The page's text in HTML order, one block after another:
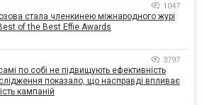
1047
стала членкинею міжнародного журі
of the Best Effie Awards
3797
по собі не підвищують ефективність
показало, що насправді впливає
кампаній